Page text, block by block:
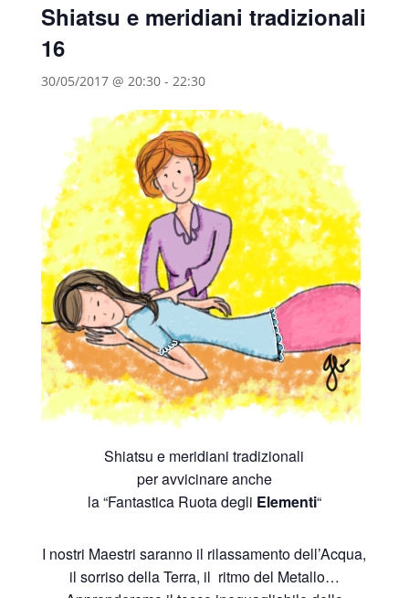
Shiatsu e meridiani tradizionali
16
30/05/2017 @ 20:30- 22:30
Shiatsu e meridiani tradizionali
per avvicinare anche
la “Fantastica Ruota degli Elementi“
I nostri Maestri saranno il rilassamento dell’Acqua,
il sorriso della Terra, il ritmo del Metallo…